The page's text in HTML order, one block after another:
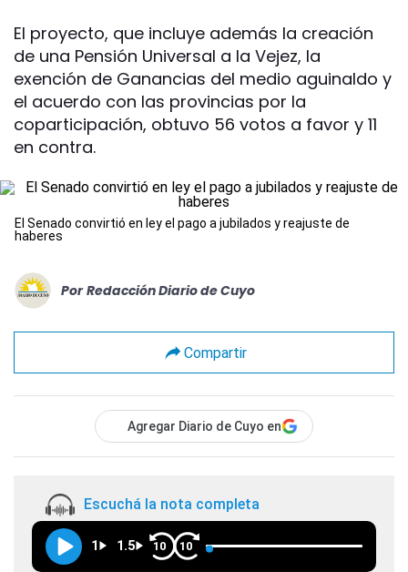
El proyecto, que incluye además la creación
de una Pensión Universal a la Vejez, la
exención de Ganancias del medio aguinaldo y
el acuerdo con las provincias por la
coparticipación, obtuvo 56 votos a favor y 11
en contra.
El Senado convirtió en ley el pago a jubilados y reajuste de
haberes
Por Redacción Diario de Cuyo
Compartir
Agregar Diario de Cuyo en
Escuchá la nota completa
1 1.5 10 10